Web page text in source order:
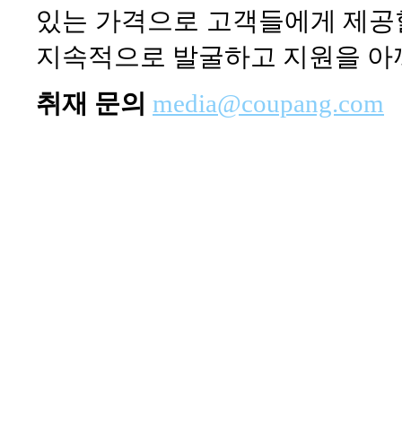
있는 가격으로 고객들에게 제
지속적으로 발굴하고 지원을
취재 문의 media@coupang.com